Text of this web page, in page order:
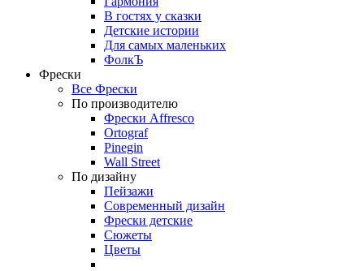
В гостях у сказки
Детские истории
Для самых маленьких
ФолкЪ
Фрески
Все Фрески
По производителю
Фрески Affresco
Ortograf
Pinegin
Wall Street
По дизайну
Пейзажи
Современный дизайн
Фрески детские
Сюжеты
Цветы